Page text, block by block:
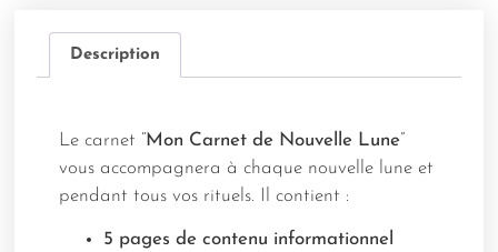
Description
Le carnet “Mon Carnet de Nouvelle Lune”
vous accompagnera à chaque nouvelle lune et
pendant tous vos rituels. Il contient :
5 pages de contenu informationnel